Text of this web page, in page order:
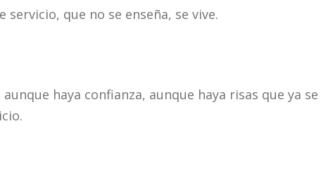
que no se enseña, se vive.
haya confianza, aunque haya risas que ya se